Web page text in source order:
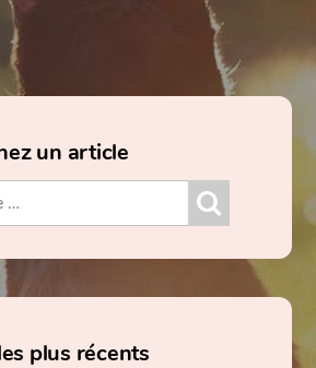
un article
plus récents